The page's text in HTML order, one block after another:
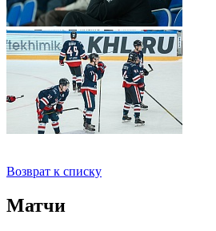
Возврат к списку
Матчи